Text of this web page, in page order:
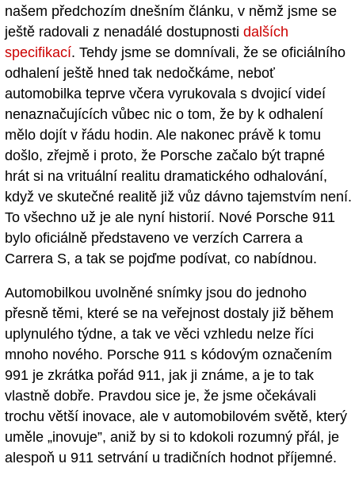
našem předchozím dnešním článku, v němž jsme se
ještě radovali z nenadálé dostupnosti dalších
specifikací. Tehdy jsme se domnívali, že se oficiálního
odhalení ještě hned tak nedočkáme, neboť
automobilka teprve včera vyrukovala s dvojicí videí
nenaznačujících vůbec nic o tom, že by k odhalení
mělo dojít v řádu hodin. Ale nakonec právě k tomu
došlo, zřejmě i proto, že Porsche začalo být trapné
hrát si na vrituální realitu dramatického odhalování,
když ve skutečné realitě již vůz dávno tajemstvím není.
To všechno už je ale nyní historií. Nové Porsche 911
bylo oficiálně představeno ve verzích Carrera a
Carrera S, a tak se pojďme podívat, co nabídnou.
Automobilkou uvolněné snímky jsou do jednoho
přesně těmi, které se na veřejnost dostaly již během
uplynulého týdne, a tak ve věci vzhledu nelze říci
mnoho nového. Porsche 911 s kódovým označením
991 je zkrátka pořád 911, jak ji známe, a je to tak
vlastně dobře. Pravdou sice je, že jsme očekávali
trochu větší inovace, ale v automobilovém světě, který
uměle „inovuje”, aniž by si to kdokoli rozumný přál, je
alespoň u 911 setrvání u tradičních hodnot příjemné.